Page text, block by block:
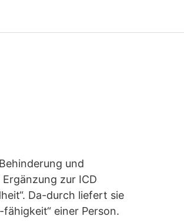
und
zur ICD
Da-durch liefert sie
einer Person.